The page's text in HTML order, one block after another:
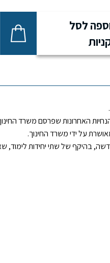
לסל
על ידי משרד החינוך.
בהיקף של שתי יחידות לימוד, שאלון